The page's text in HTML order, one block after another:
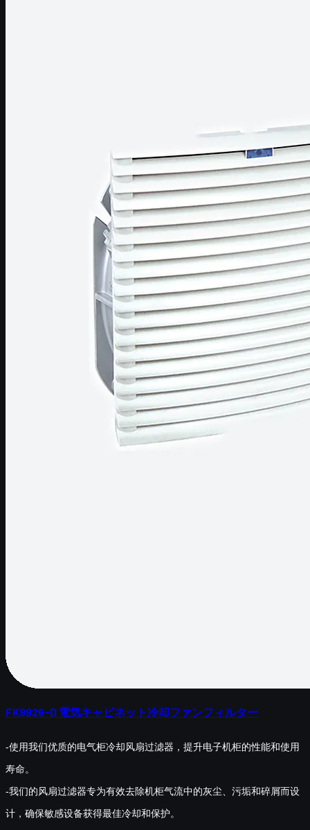
FK9926-D 電気キャビネット冷却ファンフィルター
-使用我们优质的电气柜冷却风扇过滤器，提升电子机柜的性能和使用
寿命。
-我们的风扇过滤器专为有效去除机柜气流中的灰尘、污垢和碎屑而设
计，确保敏感设备获得最佳冷却和保护。